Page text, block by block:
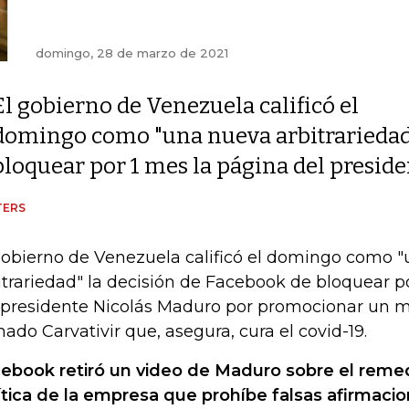
domingo, 28 de marzo de 2021
gobierno de Venezuela calificó el
como "una nueva
por 1 mes la página del
de Venezuela calificó el domingo como
la decisión de Facebook de bloquear
Nicolás Maduro por promocionar un
Carvativir que, asegura, cura el covid-19.
retiró un video de Maduro sobre el
de la empresa que prohíbe falsas